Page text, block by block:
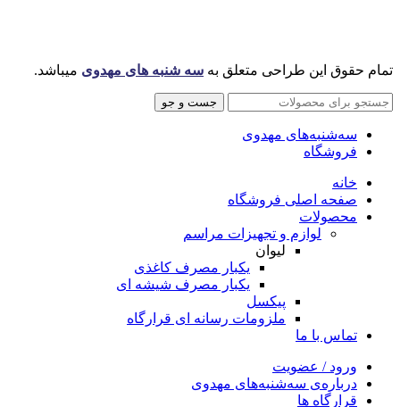
تمام حقوق این طراحی متعلق به سه شنبه های مهدوی میباشد.
جست و جو
سه‌شنبه‌های مهدوی
فروشگاه
خانه
صفحه اصلی فروشگاه
محصولات
لوازم و تجهیزات مراسم
لیوان
یکبار مصرف کاغذی
یکبار مصرف شیشه ای
پیکسل
ملزومات رسانه ای قرارگاه
تماس با ما
ورود / عضویت
درباره‌ی سه‌شنبه‌های مهدوی
قرارگاه ها